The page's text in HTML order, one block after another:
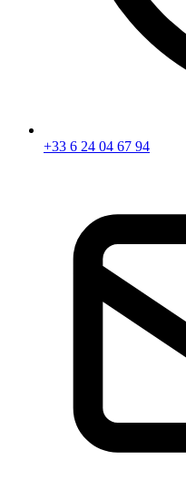
+33 6 24 04 67 94